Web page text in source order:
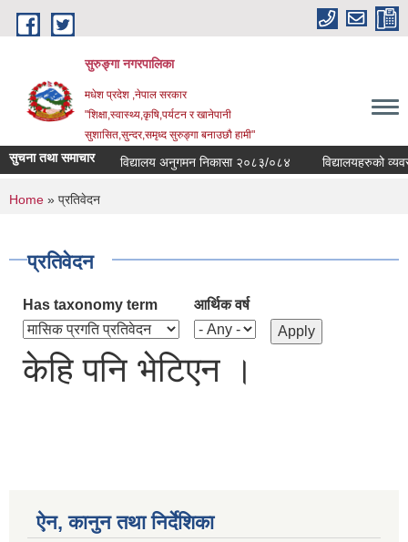
Skip to main content
सुरुङ्‍गा नगरपालिका
मधेश प्रदेश ,नेपाल सरकार
"शिक्षा,स्वास्थ्य,कृषि,पर्यटन र खानेपानी
सुशासित,सुन्दर,समृध्द सुरुङ्गा बनाउछौ हामी"
सुचना तथा समाचार विद्यालय अनुगमन निकासा २०८३/०८४ विद्यालयहरुको
You are here
Home » प्रतिवेदन
प्रतिवेदन
Has taxonomy term आर्थिक वर्ष
केहि पनि भेटिएन ।
ऐन, कानुन तथा निर्देशिका